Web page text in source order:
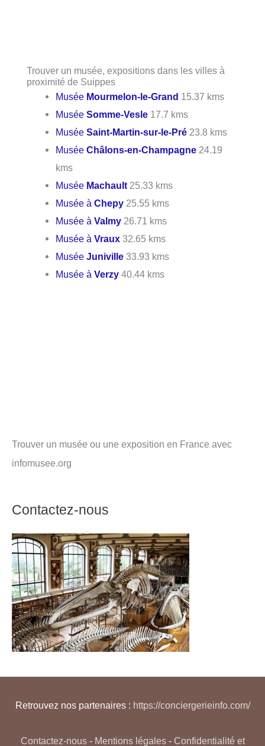
Trouver un musée, expositions dans les villes à
proximité de Suippes
Musée Mourmelon-le-Grand 15.37 kms
MuséeSomme-Vesle 17.7 kms
MuséeSaint-Martin-sur-le-Pré 23.8 kms
MuséeChâlons-en-Champagne 24.19
kms
Musée Machault 25.33 kms
Musée àChepy 25.55 kms
Musée àValmy 26.71 kms
Musée àVraux 32.65 kms
MuséeJuniville 33.93 kms
Musée àVerzy 40.44 kms
Trouver un musée ou une exposition en France avec
infomusee.org
Contactez-nous
Retrouvez nos partenaires : https://conciergerieinfo.com/
Contactez-nous- Mentions légales- Confidentialité et